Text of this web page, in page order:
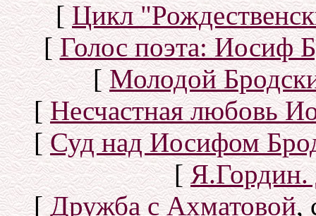
[Цикл
[Голос поэта: Иосиф
[Молодой
[Несчастная любовь
[Суд над Иосифом
[Я.Гордин.
[Дружба с Ахматовой,